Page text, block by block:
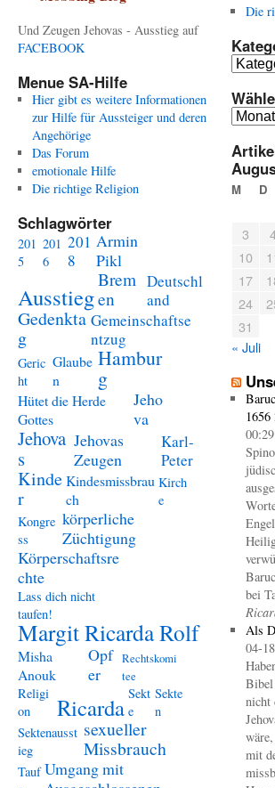
Und Zeugen Jehovas - Ausstieg auf
FACEBOOK
Menue SA-Hilfe
Hier gibt es weitere Informationen
zur Hilfe für Aussteiger und deren
Angehörige
Das Forum
emotionale Hilfe
Die richtige Religion
Schlagwörter
201
5
201
6
201
8
Armin
Pikl
Ausstieg
Brem
en
Deutschl
and
Gedenkta
g
Gemeinschaftse
ntzug
Geric
ht
Glaube
n
Hambur
g
Hütet die Herde
Gottes
Jeho
va
Jehova
s
Jehovas
Zeugen
Karl-
Peter
Kinde
r
Kindesmissbrau
ch
Kirch
e
Kongre
ss
körperliche
Züchtigung
Körperschaftsre
chte
Lass dich nicht
taufen!
Margit Ricarda Rolf
Misha
Anouk
Opf
er
Rechtskomi
tee
Religi
on
Ricarda Sekt
e
Sekte
n
Sektenausst
ieg
sexueller
Missbrauch
Tauf Umgang mit
Die
Wähle
Archiv
:
M D
3
10
17
24
31
« Juli
1656
bei
Als
04-18
Bibel
nicht
mit